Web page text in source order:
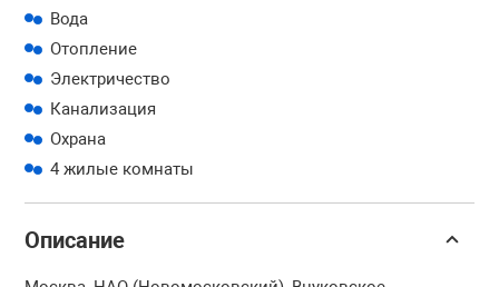
Вода
Отопление
Электричество
Канализация
Охрана
4 жилые комнаты
Описание